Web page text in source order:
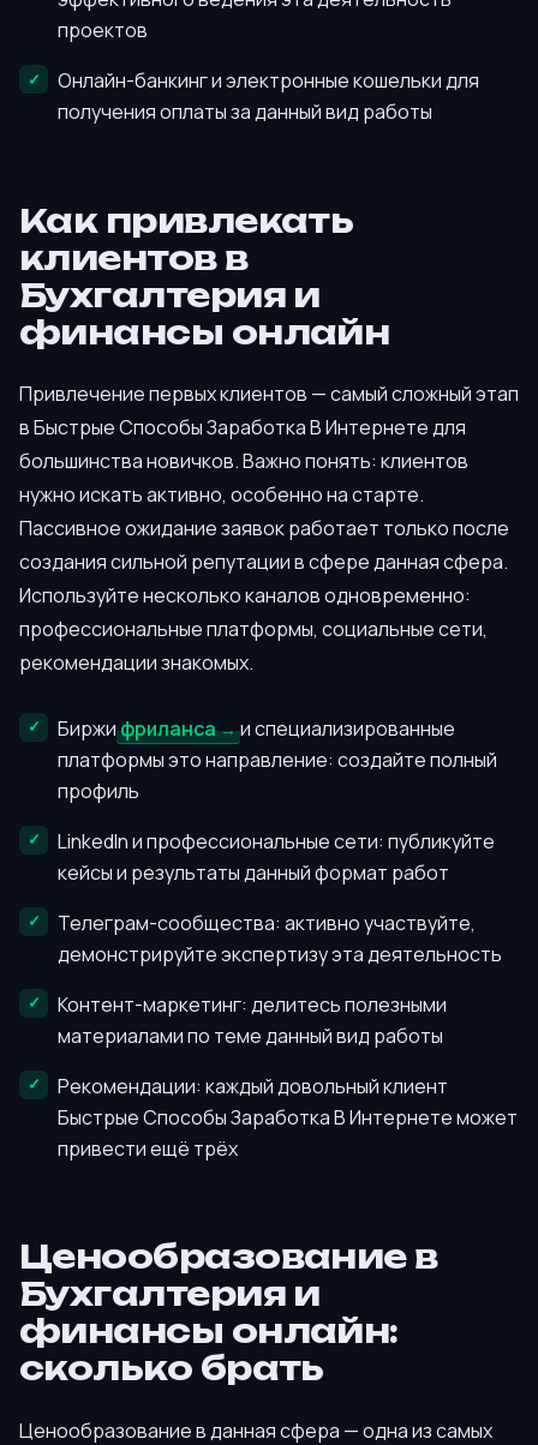
проектов
Онлайн-банкинг и электронные кошельки для
получения оплаты за данный вид работы
Как привлекать
клиентов в
Бухгалтерия и
финансы онлайн
Привлечение первых клиентов — самый сложный этап
в Быстрые Способы Заработка В Интернете для
большинства новичков. Важно понять: клиентов
нужно искать активно, особенно на старте.
Пассивное ожидание заявок работает только после
создания сильной репутации в сфере данная сфера.
Используйте несколько каналов одновременно:
профессиональные платформы, социальные сети,
рекомендации знакомых.
Биржифриланса
и специализированные
платформы это направление: создайте полный
профиль
LinkedIn и профессиональные сети: публикуйте
кейсы и результаты данный формат работ
Телеграм-сообщества: активно участвуйте,
демонстрируйте экспертизу эта деятельность
Контент-маркетинг: делитесь полезными
материалами по теме данный вид работы
Рекомендации: каждый довольный клиент
Быстрые Способы Заработка В Интернете может
привести ещё трёх
Ценообразование в
Бухгалтерия и
финансы онлайн:
сколько брать
Ценообразование в данная сфера — одна из самых